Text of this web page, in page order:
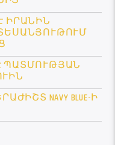
ԻՐԱՆԻՆ
Է ՊԱՏՄՈՒԹՅԱՆ
NAVY BLUE-Ի